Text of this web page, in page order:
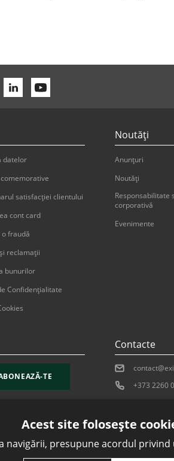
datelor
satisfacției clientului
cont card
fraudă
reclamaţii
bunurilor
Confidențialitate
Noutăți
Anunțuri
Noutăți
Responsabilitate
corporativă
Evenimente
TE
Contacte
+373 2260
Acest site folosește
navigării, presupune acordul